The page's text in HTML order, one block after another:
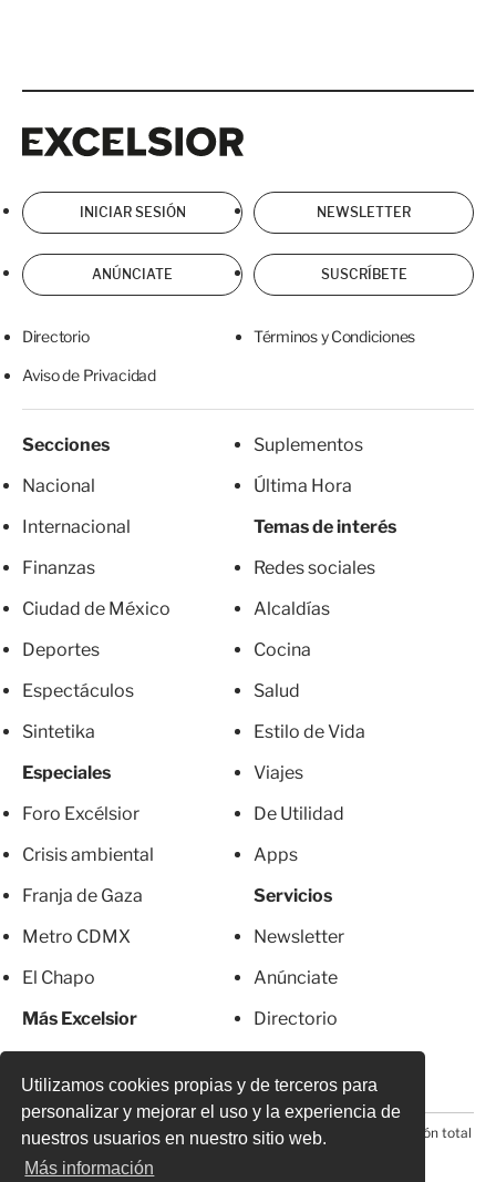
Utilizamos cookies propias y de terceros para
personalizar y mejorar el uso y la experiencia de
nuestros usuarios en nuestro sitio web.
Más información
INICIAR SESIÓN NEWSLETTER
ANÚNCIATE SUSCRÍBETE
Directorio Términos y Condiciones
Aviso de Privacidad
Secciones
Nacional
Internacional
Finanzas
Ciudad de México
Deportes
Espectáculos
Sintetika
Especiales
Foro Excélsior
Crisis ambiental
Franja de Gaza
Metro CDMX
El Chapo
Más Excelsior
Suplementos
Última Hora
Temas de interés
Redes sociales
Alcaldías
Cocina
Salud
Estilo de Vida
Viajes
De Utilidad
Apps
Servicios
Newsletter
Anúnciate
Directorio
© 2026 Todos los derechos reservados. Prohibida la reproducción total
o parcial, incluyendo cualquier medio electrónico*